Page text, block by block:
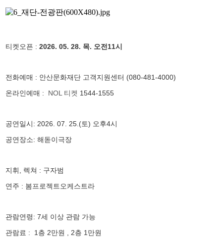
티켓오픈 : 2026. 05. 28. 목. 오전11시
전화예매 : 안산문화재단 고객지원센터 (080-481-4000)
온라인예매 : NOL 티켓 1544-1555
공연일시: 2026. 07. 25.(토) 오후4시
공연장소: 해돋이극장
지휘, 렉쳐 : 구자범
연주 : 봄프로젝트오케스트라
관람연령: 7세 이상 관람 가능
관람료 : 1층 2만원 , 2층 1만원